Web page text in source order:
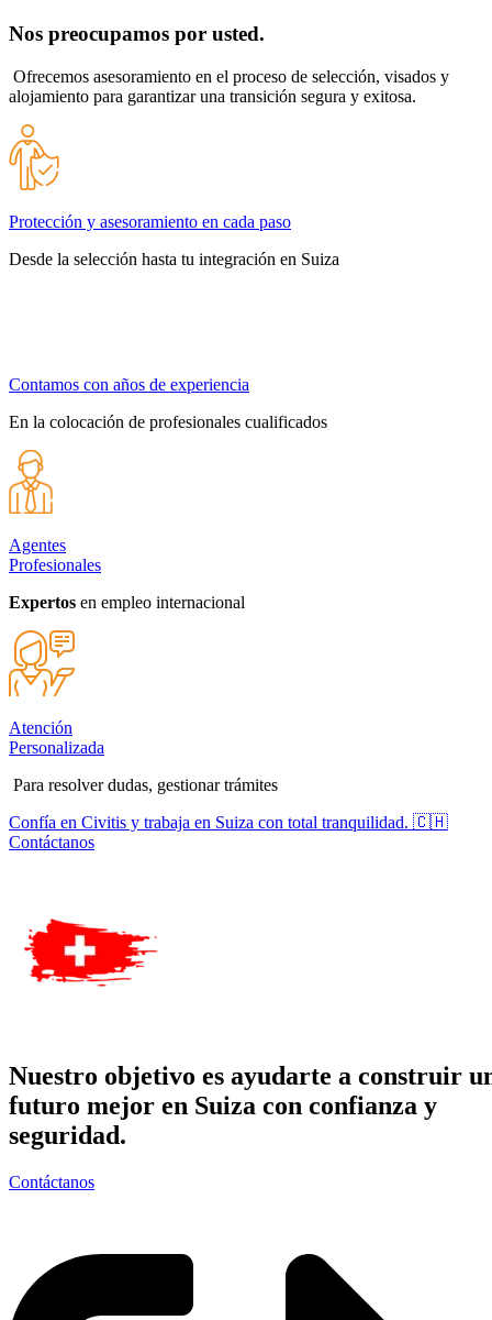
Nos preocupamos por usted.
Ofrecemos asesoramiento en el proceso de selección, visados ​​y
alojamiento para garantizar una transición segura y exitosa.
Protección y asesoramiento en cada paso
Desde la selección hasta tu integración en Suiza
Contamos con años de experiencia
En la colocación de profesionales cualificados
Agentes
Profesionales
Expertos en empleo internacional
Atención
Personalizada
Para resolver dudas, gestionar trámites
Confía en Civitis y trabaja en Suiza con total tranquilidad. 🇨🇭
Contáctanos
Nuestro objetivo es ayudarte a construir
futuro mejor en Suiza con confianza y
seguridad.
Contáctanos